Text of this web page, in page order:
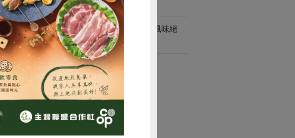
最後拌粗鹽保鮮而成。脆筍美味鮮脆，是風味絕
滷肉。
食安 共同購買